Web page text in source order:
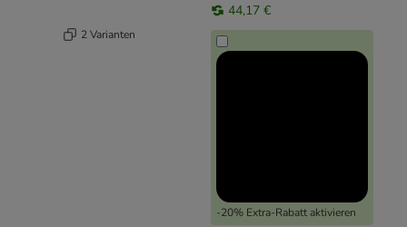
2 Varianten
44,17 €
-20% Extra-Rabatt aktivieren